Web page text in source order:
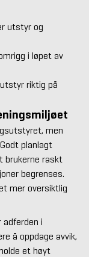
utstyr og
i løpet av
riktig på
men
planlagt
brukerne raskt
begrenses.
mer oversiktlig
i
å oppdage avvik,
et høyt